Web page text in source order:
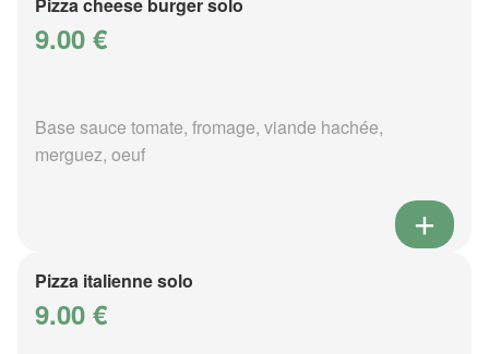
9.00 €
Base sauce tomate, fromage, viande hachée,
merguez, oeuf
Pizza italienne solo
9.00 €